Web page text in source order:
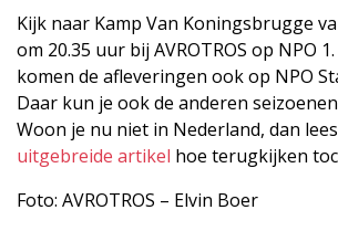
Kijk naar Kamp Van Koningsbrugge
om 20.35 uur bij AVROTROS op NPO
komen de afleveringen ook op NPO
Daar kun je ook de anderen
Woon je nu niet in Nederland, dan
uitgebreide artikel hoe terugkijken
Foto: AVROTROS – Elvin Boer